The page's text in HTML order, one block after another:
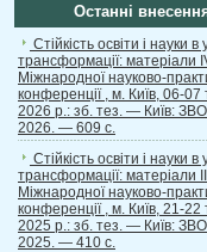
Останні
Стійкість освіти і науки в
трансформації: матеріали
Міжнародної науково-
конференції , м. Київ, 06-07
2026 р.: зб. тез. — Київ:
2026. — 609 с.
Стійкість освіти і науки в
трансформації: матеріали ІІІ
Міжнародної науково-
конференції , м. Київ, 21-22
2025 р.: зб. тез. — Київ:
2025. — 410 с.